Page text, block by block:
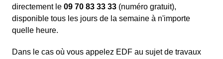
directement le 09 70 83 33 33 (numéro gratuit),
disponible tous les jours de la semaine à n'importe
quelle heure.
Dans le cas où vous appelez EDF au sujet de travaux